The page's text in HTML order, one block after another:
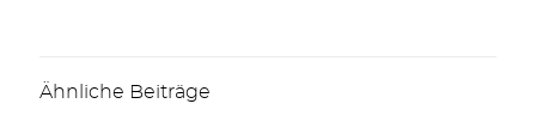
Ähnliche Beiträge